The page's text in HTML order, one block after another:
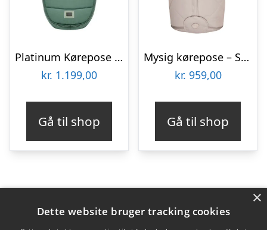
Platinum Kørepose – Leaf Green
kr. 1.199,00
Gå til shop
Mysig kørepose – Sand
kr. 959,00
Gå til shop
Varekategorier
Produkter
×
Dette website bruger tracking cookies